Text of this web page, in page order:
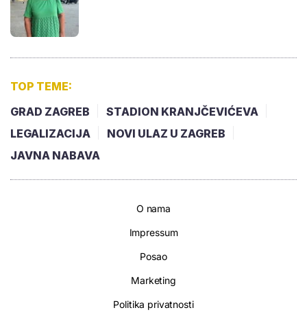
TOP TEME:
GRAD ZAGREB
STADION KRANJČEVIĆEVA
LEGALIZACIJA
NOVI ULAZ U ZAGREB
JAVNA NABAVA
O nama
Impressum
Posao
Marketing
Politika privatnosti